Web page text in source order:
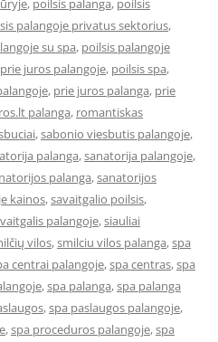
, poilsis palanga, poilsis
palangoje privatus sektorius,
su spa, poilsis palangoje
juros palangoje, poilsis spa,
, prie juros palanga, prie
palanga, romantiskas
,sabonio viesbutis palangoje,
palanga,sanatorija palangoje,
palanga,sanatorijos
kainos,savaitgalio poilsis,
palangoje,siauliai
vilos,smilciu vilos palanga,spa
centrai palangoje,spa centras,spa
,spa palanga,spa palanga
,spa paslaugos palangoje,
,spa proceduros palangoje,spa